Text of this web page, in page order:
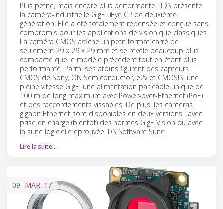
Plus petite, mais encore plus performante : IDS présente
la caméra-industrielle GigE uEye CP de deuxième
génération. Elle a été totalement repensée et conçue sans
compromis pour les applications de visionique classiques.
La caméra CMOS affiche un petit format carré de
seulement 29 x 29 x 29 mm et se révèle beaucoup plus
compacte que le modèle précédent tout en étant plus
performante. Parmi ses atouts figurent des capteurs
CMOS de Sony, ON Semiconductor, e2v et CMOSIS, une
pleine vitesse GigE, une alimentation par câble unique de
100 m de long maximum avec Power-over-Ethernet (PoE)
et des raccordements vissables. De plus, les caméras
gigabit Ethernet sont disponibles en deux versions : avec
prise en charge (bientôt) des normes GigE Vision ou avec
la suite logicielle éprouvée IDS Software Suite.
Lire la suite…
09 MAR'17